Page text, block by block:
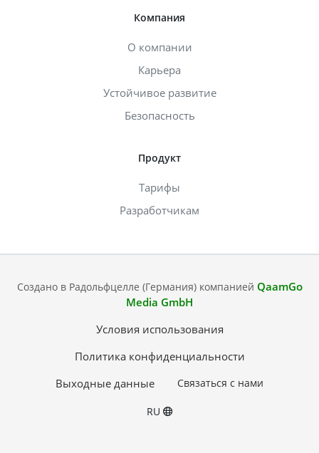
Компания
О компании
Карьера
Устойчивое развитие
Безопасность
Продукт
Тарифы
Разработчикам
Создано в Радольфцелле (Германия) компанией QaamGo
Media GmbH
Условия использования
Политика конфиденциальности
Выходные данные
Связаться с нами
RU